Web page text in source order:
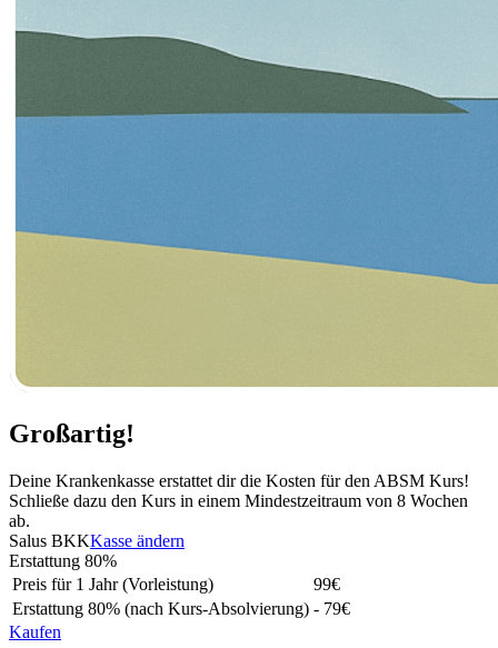
Großartig!
Deine Krankenkasse erstattet dir die Kosten für den ABSM Kurs!
Schließe dazu den Kurs in einem Mindestzeitraum von 8 Wochen
ab.
Salus BKKKasse ändern
Erstattung 80%
Preis für 1 Jahr (Vorleistung)
99€
Erstattung 80% (nach Kurs-Absolvierung) - 79€
Kaufen